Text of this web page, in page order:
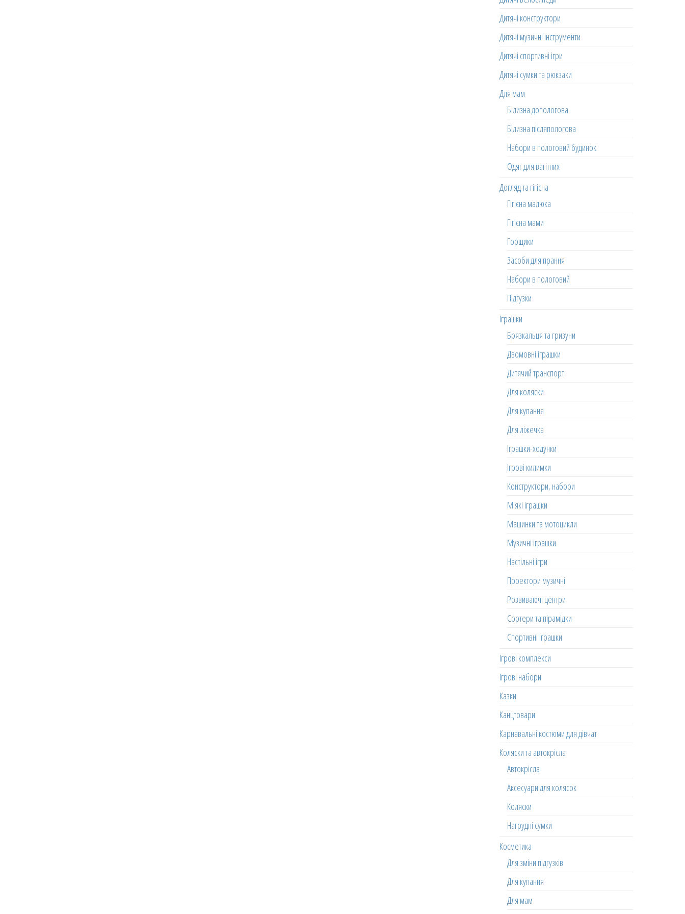
Дитячі конструктори
Дитячі музичні інструменти
Дитячі спортивні ігри
Дитячі сумки та рюкзаки
Для мам
Білизна допологова
Білизна післяпологова
Набори в пологовий будинок
Одяг для вагітних
Догляд та гігієна
Гігієна малюка
Гігієна мами
Горщики
Засоби для прання
Набори в пологовий
Підгузки
Іграшки
Брязкальця та гризуни
Двомовні іграшки
Дитячий транспорт
Для коляски
Для купання
Для ліжечка
Іграшки-ходунки
Ігрові килимки
Конструктори, набори
М'які іграшки
Машинки та мотоцикли
Музичні іграшки
Настільні ігри
Проектори музичні
Розвиваючі центри
Сортери та пірамідки
Спортивні іграшки
Ігрові комплекси
Ігрові набори
Казки
Канцтовари
Карнавальні костюми для дівчат
Коляски та автокрісла
Автокрісла
Аксесуари для колясок
Коляски
Нагрудні сумки
Косметика
Для зміни підгузків
Для купання
Для мам